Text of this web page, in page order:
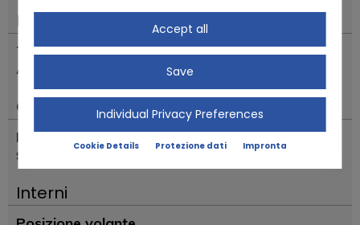
Motore & guida
Trasmissione
Automatico
Condizioni
Descrizione dello stato
Stato originale
Interni
Accept all
Save
Individual Privacy Preferences
Cookie Details Protezione dati Impronta